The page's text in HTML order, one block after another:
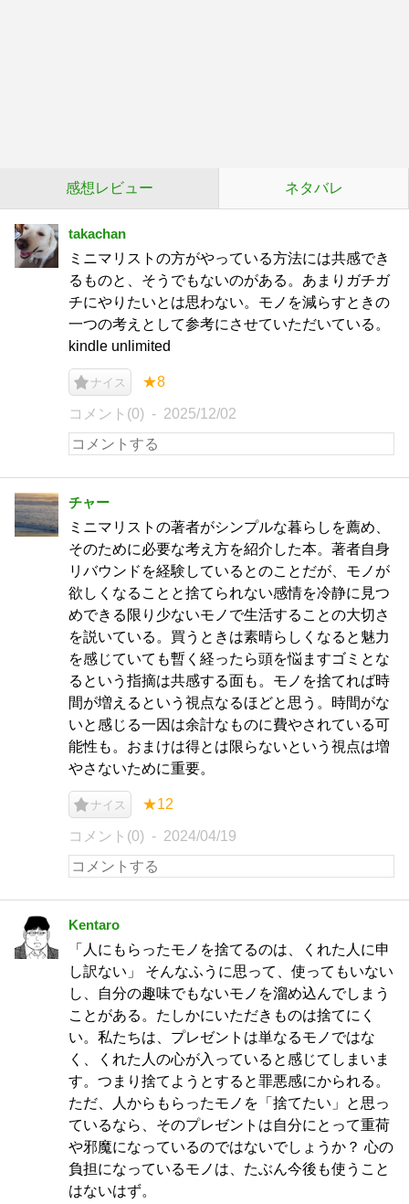
感想レビュー ネタバレ
takachan
ミニマリストの方がやっている方法には共感でき
るものと、そうでもないのがある。あまりガチガ
チにやりたいとは思わない。モノを減らすときの
一つの考えとして参考にさせていただいている。
kindle unlimited
ナイス ★8
コメント(0) 2025/12/02
チャー
ミニマリストの著者がシンプルな暮らしを薦め、
そのために必要な考え方を紹介した本。著者自身
リバウンドを経験しているとのことだが、モノが
欲しくなることと捨てられない感情を冷静に見つ
めできる限り少ないモノで生活することの大切さ
を説いている。買うときは素晴らしくなると魅力
を感じていても暫く経ったら頭を悩ますゴミとな
るという指摘は共感する面も。モノを捨てれば時
間が増えるという視点なるほどと思う。時間がな
いと感じる一因は余計なものに費やされている可
能性も。おまけは得とは限らないという視点は増
やさないために重要。
ナイス ★12
コメント(0) 2024/04/19
Kentaro
「人にもらったモノを捨てるのは、くれた人に申
し訳ない」 そんなふうに思って、使ってもいない
し、自分の趣味でもないモノを溜め込んでしまう
ことがある。たしかにいただきものは捨てにく
い。私たちは、プレゼントは単なるモノではな
く、くれた人の心が入っていると感じてしまいま
す。つまり捨てようとすると罪悪感にかられる。
ただ、人からもらったモノを「捨てたい」と思っ
ているなら、そのプレゼントは自分にとって重荷
や邪魔になっているのではないでしょうか？ 心の
負担になっているモノは、たぶん今後も使うこと
はないはず。